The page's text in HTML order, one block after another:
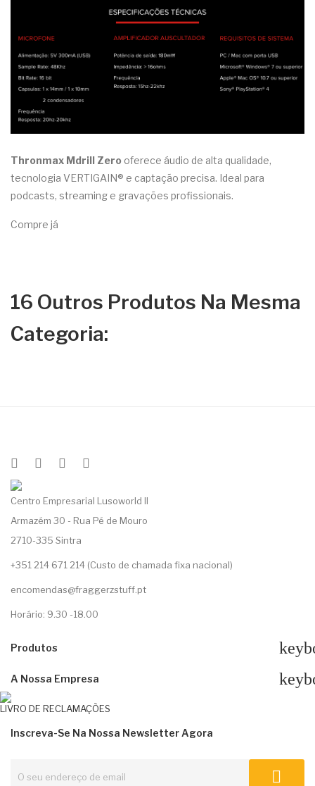
Thronmax Mdrill Zero oferece áudio de alta qualidade,
tecnologia VERTIGAIN® e captação precisa. Ideal para
podcasts, streaming e gravações profissionais.
Compre já
16 Outros Produtos Na Mesma
Categoria:
Centro Empresarial Lusoworld II
Armazém 30 - Rua Pé de Mouro
2710-335 Sintra
+351 214 671 214 (Custo de chamada fixa nacional)
encomendas@fraggerzstuff.pt
Horário: 9.30 -18.00
Produtos
A Nossa Empresa
LIVRO DE RECLAMAÇÕES
Inscreva-Se Na Nossa Newsletter Agora